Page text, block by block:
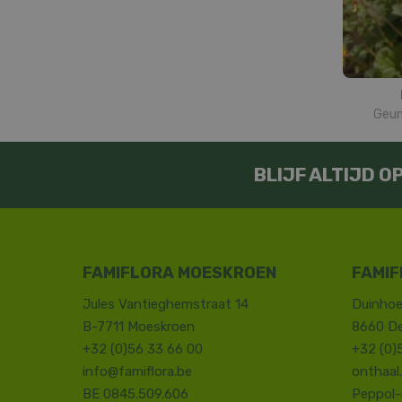
BLIJF ALTIJD
FAMIFLORA MOESKROEN
Jules Vantieghemstraat 14
B-7711 Moeskroen
+32 (0)56 33 66 00
info@famiflora.be
BE 0845.509.606
8660
+32